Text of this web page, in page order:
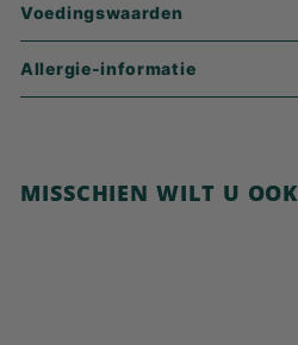
Voedingswaarden
Allergie-informatie
MISSCHIEN WILT U OOK